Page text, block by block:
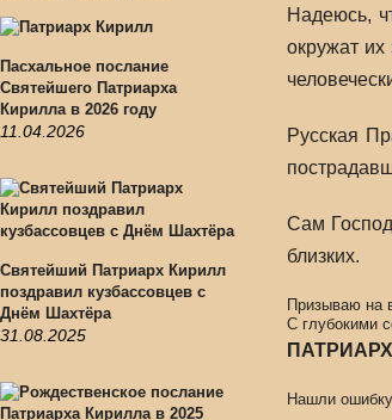
Пасхальное послание
Святейшего Патриарха
Кирилла в 2026 году
11.04.2026
Святейший Патриарх Кирилл
поздравил кузбассовцев с
Днём Шахтёра
31.08.2025
Надеюсь,
окружат
Русская
Сам
близких.
Призываю на
С глубокими
Нашли